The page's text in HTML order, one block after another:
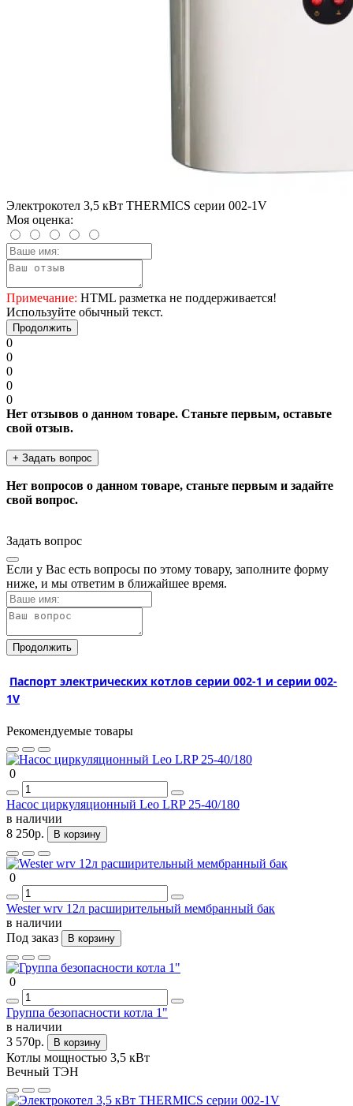
Электрокотел 3,5 кВт THERMICS серии 002-1V
Моя оценка:
Примечание: HTML разметка не поддерживается!
Используйте обычный текст.
Продолжить
0
0
0
0
0
Нет отзывов о данном товаре. Станьте первым, оставьте
свой отзыв.
+ Задать вопрос
Нет вопросов о данном товаре, станьте первым и задайте
свой вопрос.
Задать вопрос
Если у Вас есть вопросы по этому товару, заполните форму
ниже, и мы ответим в ближайшее время.
Продолжить
Паспорт электрических котлов серии 002-1 и серии 002-
1V
Рекомендуемые товары
0
Насос циркуляционный Leo LRP 25-40/180
в наличии
8 250р.
В корзину
0
Wester wrv 12л расширительный мембранный бак
в наличии
Под заказ
В корзину
0
Группа безопасности котла 1"
в наличии
3 570р.
В корзину
Котлы мощностью 3,5 кВт
Вечный ТЭН